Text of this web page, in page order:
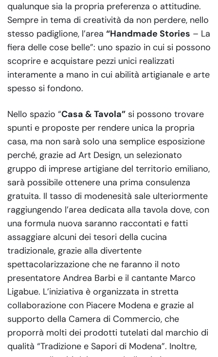
qualunque sia la propria preferenza o attitudine.
Sempre in tema di creatività da non perdere, nello
stesso padiglione, l’area “Handmade Stories – La
fiera delle cose belle”: uno spazio in cui si possono
scoprire e acquistare pezzi unici realizzati
interamente a mano in cui abilità artigianale e arte
spesso si fondono.
Nello spazio “Casa & Tavola” si possono trovare
spunti e proposte per rendere unica la propria
casa, ma non sarà solo una semplice esposizione
perché, grazie ad Art Design, un selezionato
gruppo di imprese artigiane del territorio emiliano,
sarà possibile ottenere una prima consulenza
gratuita. Il tasso di modenesità sale ulteriormente
raggiungendo l’area dedicata alla tavola dove, con
una formula nuova saranno raccontati e fatti
assaggiare alcuni dei tesori della cucina
tradizionale, grazie alla divertente
spettacolarizzazione che ne faranno il noto
presentatore Andrea Barbi e il cantante Marco
Ligabue. L’iniziativa è organizzata in stretta
collaborazione con Piacere Modena e grazie al
supporto della Camera di Commercio, che
proporrà molti dei prodotti tutelati dal marchio di
qualità “Tradizione e Sapori di Modena”. Inoltre,